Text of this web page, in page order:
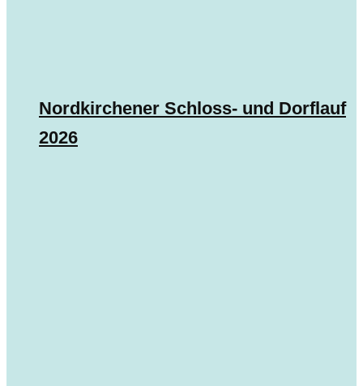
Nordkirchener Schloss- und Dorflauf
2026